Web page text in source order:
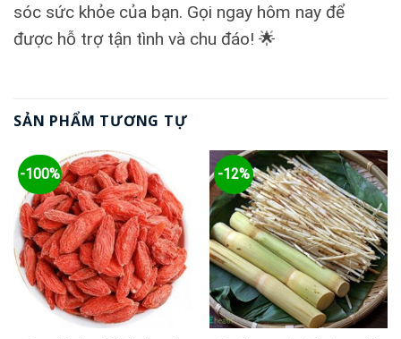
sóc sức khỏe của bạn. Gọi ngay hôm nay để
được hỗ trợ tận tình và chu đáo! 🌟
SẢN PHẨM TƯƠNG TỰ
-100% -12%